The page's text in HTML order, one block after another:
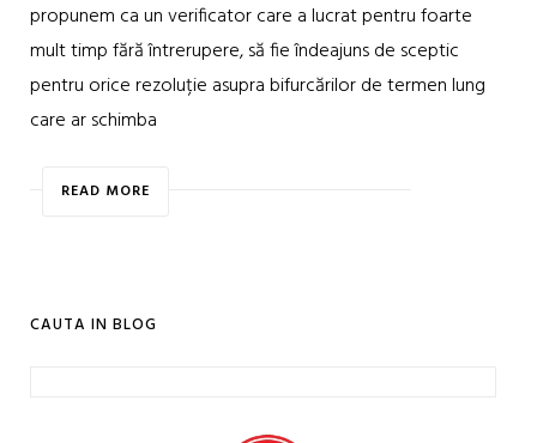
propunem ca un verificator care a lucrat pentru foarte
mult timp fără întrerupere, să fie îndeajuns de sceptic
pentru orice rezoluție asupra bifurcărilor de termen lung
care ar schimba
READ MORE
CAUTA IN BLOG